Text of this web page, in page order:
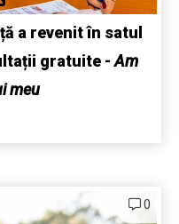
a revenit în satul
gratuite -Am
meu
0